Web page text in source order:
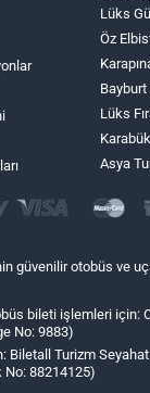
Lüks
Öz
Lüks
Asya
güvenilir otobüs ve
bileti işlemleri için:
No: 9883)
Biletall Turizm Seyahat
No: 88214125)